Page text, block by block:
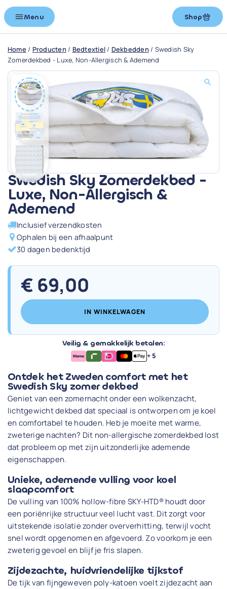
Menu Shop
Home / Producten/ Bedtextiel / Dekbedden/ Swedish Sky
Zomerdekbed - Luxe, Non-Allergisch & Ademend
Swedish Sky Zomerdekbed -
Luxe, Non-Allergisch &
Ademend
Inclusief verzendkosten
Ophalen bij een afhaalpunt
30 dagen bedenktijd
€ 69,00
IN WINKELWAGEN
Veilig & gemakkelijk betalen:
+ 5
Ontdek het Zweden comfort met het
Swedish Sky zomer dekbed
Geniet van een zomernacht onder een wolkenzacht,
lichtgewicht dekbed dat speciaal is ontworpen om je koel
en comfortabel te houden. Heb je moeite met warme,
zweterige nachten? Dit non-allergische zomerdekbed lost
dat probleem op met zijn uitzonderlijke ademende
eigenschappen.
Unieke, ademende vulling voor koel
slaapcomfort
De vulling van 100% hollow-fibre SKY-HTD® houdt door
een poriënrijke structuur veel lucht vast. Dit zorgt voor
uitstekende isolatie zonder oververhitting, terwijl vocht
snel wordt opgenomen en afgevoerd. Zo voorkom je een
zweterig gevoel en blijf je fris slapen.
Zijdezachte, huidvriendelijke tijkstof
De tijk van fijngeweven poly-katoen voelt zijdezacht aan